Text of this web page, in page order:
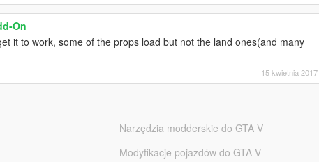
On
it to work, some of the props load but not the land ones(and many
15 kwietnia 2017
Narzędzia modderskie do GTA V
Modyfikacje pojazdów do GTA V